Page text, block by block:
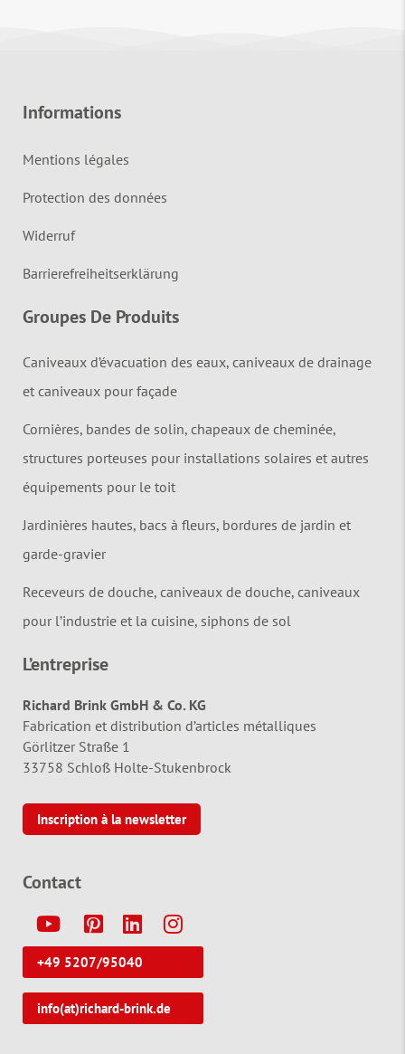
Informations
Mentions légales
Protection des données
Widerruf
Barrierefreiheitserklärung
Groupes De Produits
Caniveaux d’évacuation des eaux, caniveaux de drainage
et caniveaux pour façade
Cornières, bandes de solin, chapeaux de cheminée,
structures porteuses pour installations solaires et autres
équipements pour le toit
Jardinières hautes, bacs à fleurs, bordures de jardin et
garde-gravier
Receveurs de douche, caniveaux de douche, caniveaux
pour l’industrie et la cuisine, siphons de sol
L’entreprise
Richard Brink GmbH & Co. KG
Fabrication et distribution d’articles métalliques
Görlitzer Straße 1
33758 Schloß Holte-Stukenbrock
Inscription à la newsletter
Contact
+49 5207/95040
info(at)richard-brink.de